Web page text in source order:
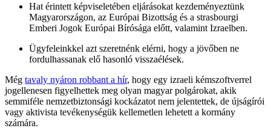
Hat érintett képviseletében eljárásokat kezdeményeztünk
Magyarországon, az Európai Bizottság és a strasbourgi
Emberi Jogok Európai Bírósága előtt, valamint Izraelben.
Ügyfeleinkkel azt szeretnénk elérni, hogy a jövőben ne
fordulhassanak elő hasonló visszaélések.
Még tavaly nyáron robbant a hír, hogy egy izraeli kémszoftverrel
jogellenesen figyelhettek meg olyan magyar polgárokat, akik
semmiféle nemzetbiztonsági kockázatot nem jelentettek, de újságírói
vagy aktivista tevékenységük kellemetlen lehetett a kormány
számára.